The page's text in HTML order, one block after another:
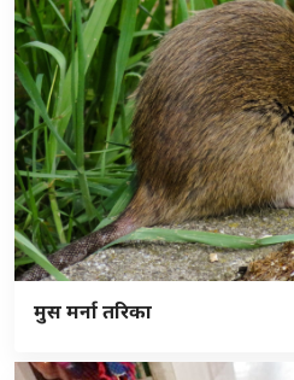
मुस मर्ना तरिका